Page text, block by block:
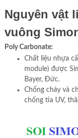
Nguyên vật
vuông
Poly Carbonate:
Chất liệu nhựa
module) được
Bayer, Đức.
Chống cháy và
chống tia UV,